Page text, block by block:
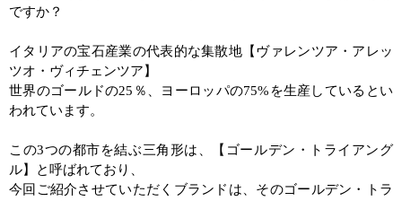
ですか？
イタリアの宝石産業の代表的な集散地【ヴァレンツア・アレッ
ツオ・ヴィチェンツア】
世界のゴールドの25 ％、ヨーロッパの75% を生産しているとい
われています。
この3つの都市を結ぶ三角形は、【ゴールデン・トライアング
ル】と呼ばれており、
今回ご紹介させていただくブランドは、 そのゴールデン・トラ